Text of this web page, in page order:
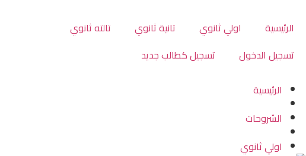
الرئيسية اولي ثانوي تانية ثانوي
تالته ثانوي
تسجيل الدخول
تسجيل كطالب جديد
الرئيسية
الشروحات
اولي ثانوي